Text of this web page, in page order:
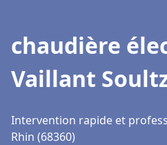
chaudière
Vaillant
Intervention rapide et
Rhin (68360)